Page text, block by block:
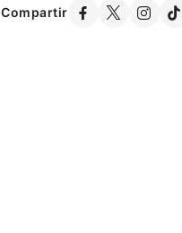
Compartir